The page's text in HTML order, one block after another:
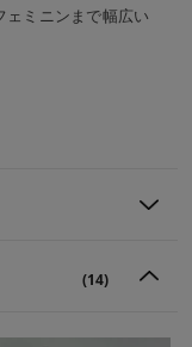
ェミニンまで幅広い
(14)